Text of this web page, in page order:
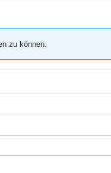
zu können.